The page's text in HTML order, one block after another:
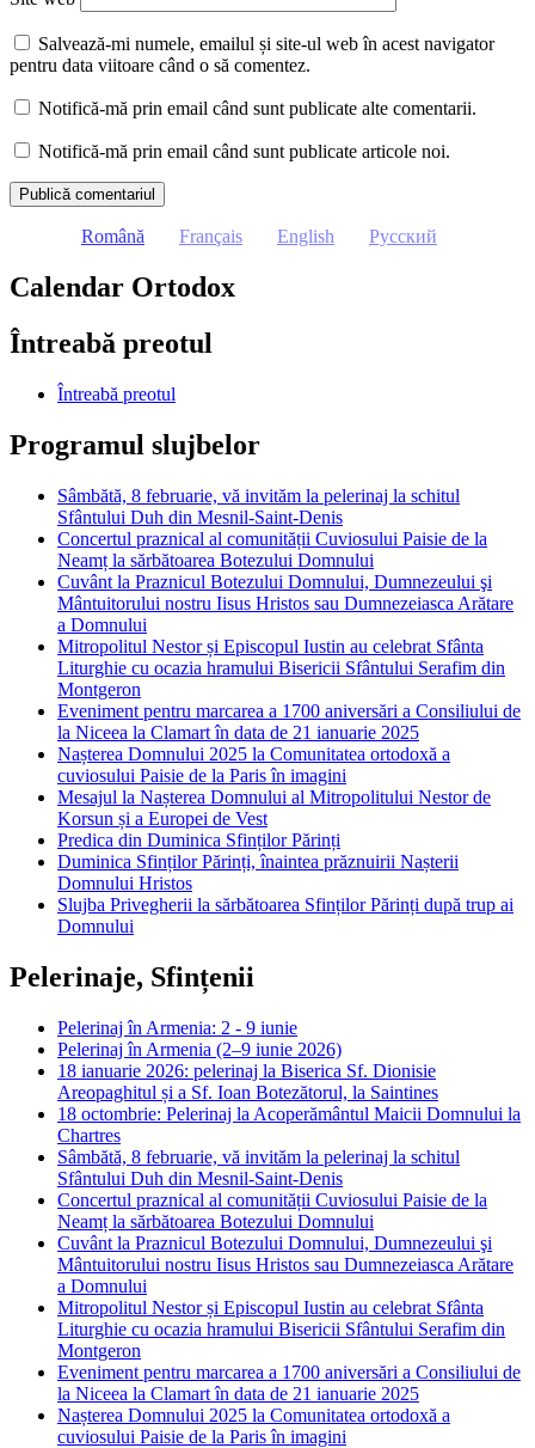
Salvează-mi numele, emailul și site-ul web în acest navigator
pentru data viitoare când o să comentez.
Notifică-mă prin email când sunt publicate alte comentarii.
Notifică-mă prin email când sunt publicate articole noi.
Română Français English Русский
Calendar Ortodox
Întreabă preotul
Întreabă preotul
Programul slujbelor
Sâmbătă, 8 februarie, vă invităm la pelerinaj la schitul
Sfântului Duh din Mesnil-Saint-Denis
Concertul praznical al comunității Cuviosului Paisie de la
Neamț la sărbătoarea Botezului Domnului
Cuvânt la Praznicul Botezului Domnului, Dumnezeului şi
Mântuitorului nostru Iisus Hristos sau Dumnezeiasca Arătare
a Domnului
Mitropolitul Nestor și Episcopul Iustin au celebrat Sfânta
Liturghie cu ocazia hramului Bisericii Sfântului Serafim din
Montgeron
Eveniment pentru marcarea a 1700 aniversări a Consiliului de
la Niceea la Clamart în data de 21 ianuarie 2025
Nașterea Domnului 2025 la Comunitatea ortodoxă a
cuviosului Paisie de la Paris în imagini
Mesajul la Nașterea Domnului al Mitropolitului Nestor de
Korsun și a Europei de Vest
Predica din Duminica Sfinților Părinți
Duminica Sfinților Părinți, înaintea prăznuirii Nașterii
Domnului Hristos
Slujba Privegherii la sărbătoarea Sfinților Părinți după trup ai
Domnului
Pelerinaje, Sfințenii
Pelerinaj în Armenia: 2 - 9 iunie
Pelerinaj în Armenia (2–9 iunie 2026)
18 ianuarie 2026: pelerinaj la Biserica Sf. Dionisie
Areopaghitul și a Sf. Ioan Botezătorul, la Saintines
18 octombrie: Pelerinaj la Acoperământul Maicii Domnului la
Chartres
Sâmbătă, 8 februarie, vă invităm la pelerinaj la schitul
Sfântului Duh din Mesnil-Saint-Denis
Concertul praznical al comunității Cuviosului Paisie de la
Neamț la sărbătoarea Botezului Domnului
Cuvânt la Praznicul Botezului Domnului, Dumnezeului şi
Mântuitorului nostru Iisus Hristos sau Dumnezeiasca Arătare
a Domnului
Mitropolitul Nestor și Episcopul Iustin au celebrat Sfânta
Liturghie cu ocazia hramului Bisericii Sfântului Serafim din
Montgeron
Eveniment pentru marcarea a 1700 aniversări a Consiliului de
la Niceea la Clamart în data de 21 ianuarie 2025
Nașterea Domnului 2025 la Comunitatea ortodoxă a
cuviosului Paisie de la Paris în imagini